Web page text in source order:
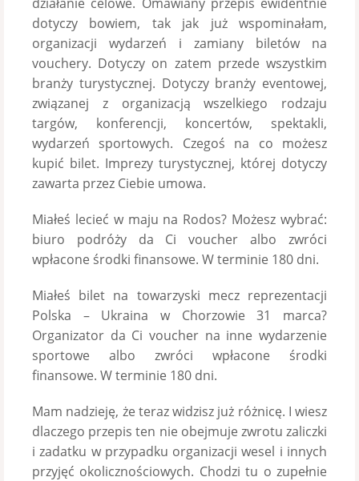
dotyczy bowiem, tak jak już wspominałam,
organizacji wydarzeń i zamiany biletów na
vouchery. Dotyczy on zatem przede wszystkim
branży turystycznej. Dotyczy branży eventowej,
związanej z organizacją wszelkiego rodzaju
targów, konferencji, koncertów, spektakli,
wydarzeń sportowych. Czegoś na co możesz
kupić bilet. Imprezy turystycznej, której dotyczy
zawarta przez Ciebie umowa.
Miałeś lecieć w maju na Rodos? Możesz wybrać:
biuro podróży da Ci voucher albo zwróci
wpłacone środki finansowe. W terminie 180 dni.
Miałeś bilet na towarzyski mecz reprezentacji
Polska – Ukraina w Chorzowie 31 marca?
Organizator da Ci voucher na inne wydarzenie
sportowe albo zwróci wpłacone środki
finansowe. W terminie 180 dni.
Mam nadzieję, że teraz widzisz już różnicę. I wiesz
dlaczego przepis ten nie obejmuje zwrotu zaliczki
i zadatku w przypadku organizacji wesel i innych
przyjęć okolicznościowych. Chodzi tu o zupełnie